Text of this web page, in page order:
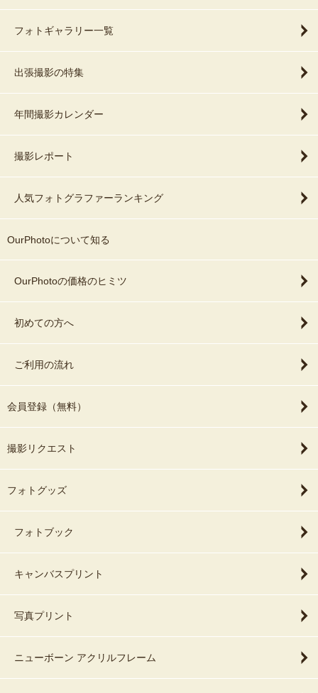
フォトギャラリー一覧
出張撮影の特集
年間撮影カレンダー
撮影レポート
人気フォトグラファーランキング
OurPhotoについて知る
OurPhotoの価格のヒミツ
初めての方へ
ご利用の流れ
会員登録（無料）
撮影リクエスト
フォトグッズ
フォトブック
キャンバスプリント
写真プリント
ニューボーン アクリルフレーム